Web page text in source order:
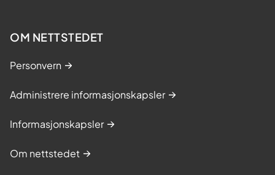
OM NETTSTEDET
Personvern
Administrere informasjonskapsler
Informasjonskapsler
Om nettstedet